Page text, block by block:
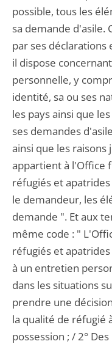
possible, tous les
sa demande d'asile.
par ses
il dispose
personnelle, y
identité, sa ou ses
les pays ainsi que
ses demandes
ainsi que les raisons
appartient à l'Office
réfugiés et
le demandeur, les
demande ". Et aux
même code : "
réfugiés et
à un entretien
dans les situations
prendre une
la qualité de réfugié
possession ; / 2°